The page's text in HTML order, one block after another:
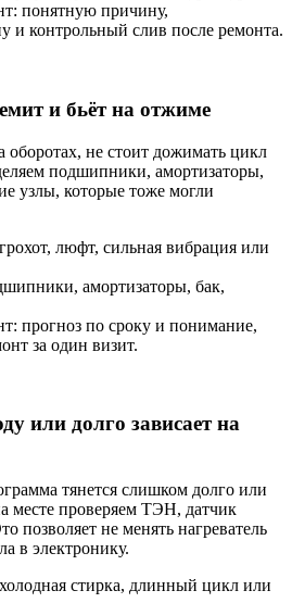
понятную причину,
и контрольный слив после ремонта.
и бьёт на отжиме
оборотах, не стоит дожимать цикл
подшипники, амортизаторы,
узлы, которые тоже могли
люфт, сильная вибрация или
амортизаторы, бак,
прогноз по сроку и понимание,
за один визит.
или долго зависает на
тянется слишком долго или
месте проверяем ТЭН, датчик
позволяет не менять нагреватель
в электронику.
стирка, длинный цикл или